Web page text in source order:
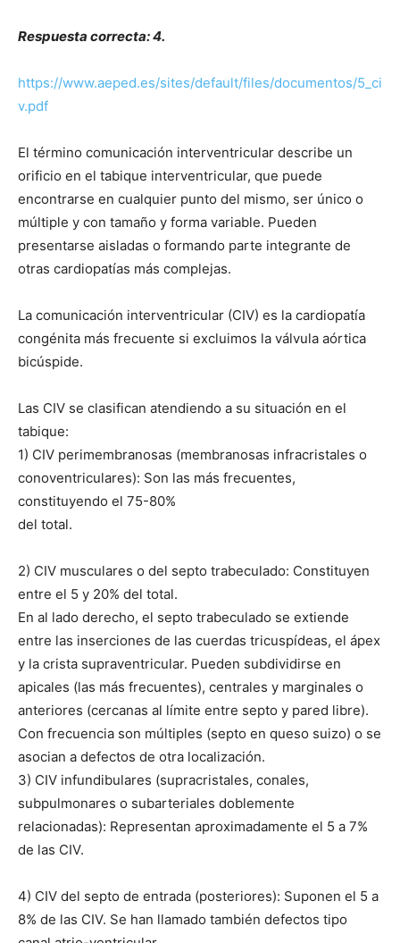
Respuesta correcta: 4.
https://www.aeped.es/sites/default/files/documentos/5_ci
v.pdf
El término comunicación interventricular describe un
orificio en el tabique interventricular, que puede
encontrarse en cualquier punto del mismo, ser único o
múltiple y con tamaño y forma variable. Pueden
presentarse aisladas o formando parte integrante de
otras cardiopatías más complejas.
La comunicación interventricular (CIV) es la cardiopatía
congénita más frecuente si excluimos la válvula aórtica
bicúspide.
Las CIV se clasifican atendiendo a su situación en el
tabique:
1) CIV perimembranosas (membranosas infracristales o
conoventriculares): Son las más frecuentes,
constituyendo el 75-80%
del total.
2) CIV musculares o del septo trabeculado: Constituyen
entre el 5 y 20% del total.
En al lado derecho, el septo trabeculado se extiende
entre las inserciones de las cuerdas tricuspídeas, el ápex
y la crista supraventricular. Pueden subdividirse en
apicales (las más frecuentes), centrales y marginales o
anteriores (cercanas al límite entre septo y pared libre).
Con frecuencia son múltiples (septo en queso suizo) o se
asocian a defectos de otra localización.
3) CIV infundibulares (supracristales, conales,
subpulmonares o subarteriales doblemente
relacionadas): Representan aproximadamente el 5 a 7%
de las CIV.
4) CIV del septo de entrada (posteriores): Suponen el 5 a
8% de las CIV. Se han llamado también defectos tipo